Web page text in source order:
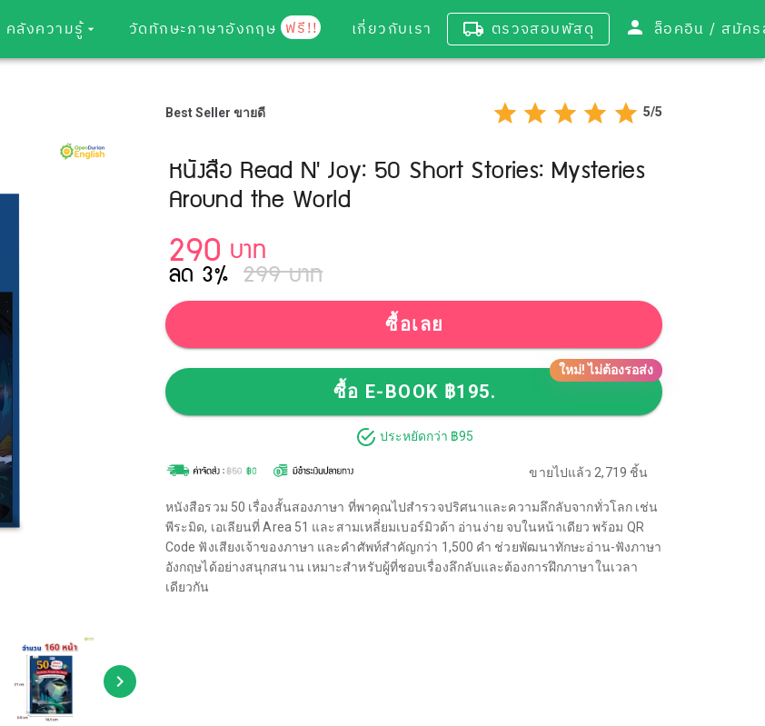
คลังความรู้ วัดทักษะภาษาอังกฤษ ฟรี!! เกี่ยวกับเรา ตรวจสอบพัสดุ ล็อคอิน /
Best Seller ขายดี 5/5
หนังสือ Read N' Joy: 50 Short Stories: Mysteries
Around the World
290 บาท
ลด 3% 299 บาท
ซื้อเลย
ใหม่! ไม่ต้องรอส่ง
ซื้อ E-BOOK ฿195.
ประหยัดกว่า ฿95
ขายไปแล้ว 2,719 ชิ้น
หนังสือรวม 50 เรื่องสั้นสองภาษา ที่พาคุณไปสำรวจปริศนาและความลึกลับจากทั่วโลก เช่น
พีระมิด, เอเลียนที่ Area 51 และสามเหลี่ยมเบอร์มิวด้า อ่านง่าย จบในหน้าเดียว พร้อม QR
Code ฟังเสียงเจ้าของภาษา และคำศัพท์สำคัญกว่า 1,500 คำ ช่วยพัฒนาทักษะอ่าน-ฟังภาษา
อังกฤษได้อย่างสนุกสนาน เหมาะสำหรับผู้ที่ชอบเรื่องลึกลับและต้องการฝึกภาษาในเวลา
เดียวกัน